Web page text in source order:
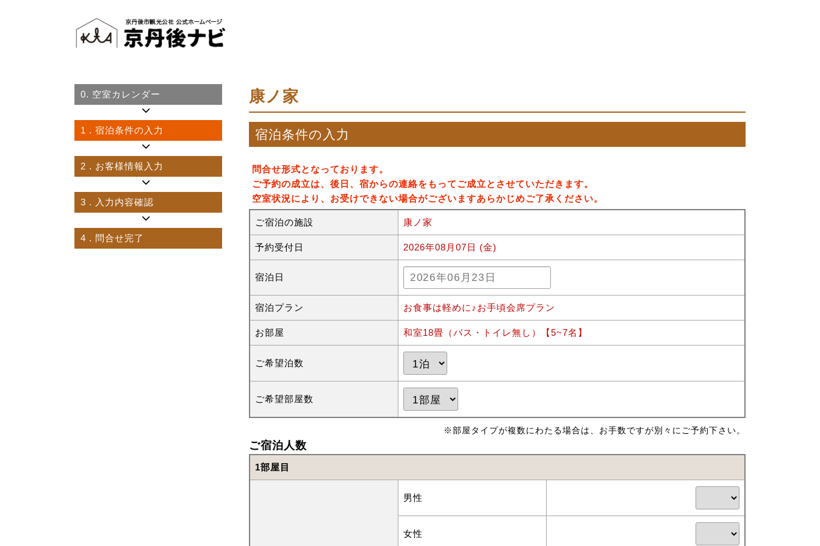
0. 空室カレンダー
1 . 宿泊条件の入力
2 . お客様情報入力
3 . 入力内容確認
4 . 問合せ完了
康ノ家
宿泊条件の入力
問合せ形式となっております。
ご予約の成立は、後日、宿からの連絡をもってご成立とさせていただきます。
空室状況により、お受けできない場合がございますあらかじめご了承ください。
ご宿泊の施設 康ノ家
予約受付日 2026年08月07日 (金)
宿泊日
宿泊プラン お食事は軽めに♪お手頃会席プラン
お部屋 和室18畳（バス・トイレ無し）【5~7名】
ご希望泊数
ご希望部屋数
※部屋タイプが複数にわたる場合は、お手数ですが別々にご予約下さい。
ご宿泊人数
1部屋目
男性
女性